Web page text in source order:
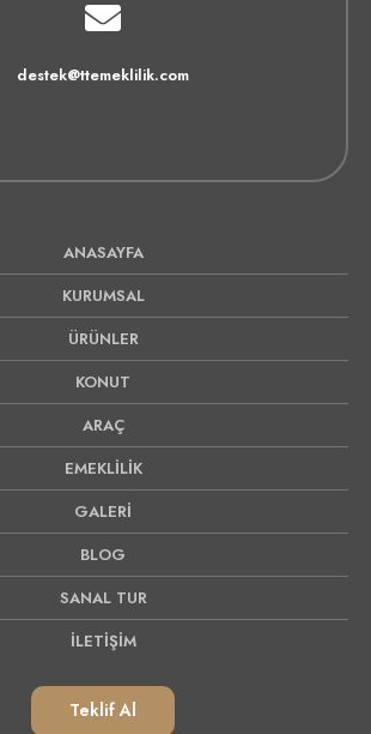
destek@ttemeklilik.com
ANASAYFA
KURUMSAL
ÜRÜNLER
KONUT
ARAÇ
EMEKLİLİK
GALERİ
BLOG
SANAL TUR
İLETİŞİM
Teklif Al